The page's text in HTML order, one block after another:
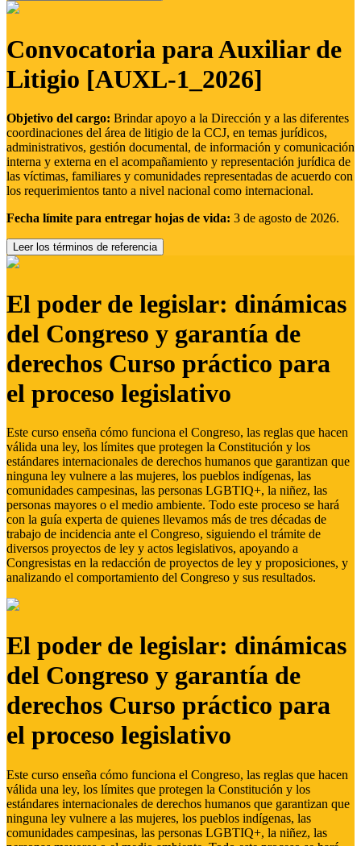
Convocatoria para Auxiliar de
Litigio [AUXL-1_2026]
Objetivo del cargo: Brindar apoyo a la Dirección y a las diferentes
coordinaciones del área de litigio de la CCJ, en temas jurídicos,
administrativos, gestión documental, de información y comunicación
interna y externa en el acompañamiento y representación jurídica de
las víctimas, familiares y comunidades representadas de acuerdo con
los requerimientos tanto a nivel nacional como internacional.
Fecha límite para entregar hojas de vida: 3 de agosto de 2026.
Leer los términos de referencia
El poder de legislar: dinámicas
del Congreso y garantía de
derechos Curso práctico para
el proceso legislativo
Este curso enseña cómo funciona el Congreso, las reglas que hacen
válida una ley, los límites que protegen la Constitución y los
estándares internacionales de derechos humanos que garantizan que
ninguna ley vulnere a las mujeres, los pueblos indígenas, las
comunidades campesinas, las personas LGBTIQ+, la niñez, las
personas mayores o el medio ambiente. Todo este proceso se hará
con la guía experta de quienes llevamos más de tres décadas de
trabajo de incidencia ante el Congreso, siguiendo el trámite de
diversos proyectos de ley y actos legislativos, apoyando a
Congresistas en la redacción de proyectos de ley y proposiciones, y
analizando el comportamiento del Congreso y sus resultados.
El poder de legislar: dinámicas
del Congreso y garantía de
derechos Curso práctico para
el proceso legislativo
Este curso enseña cómo funciona el Congreso, las reglas que hacen
válida una ley, los límites que protegen la Constitución y los
estándares internacionales de derechos humanos que garantizan que
ninguna ley vulnere a las mujeres, los pueblos indígenas, las
comunidades campesinas, las personas LGBTIQ+, la niñez, las